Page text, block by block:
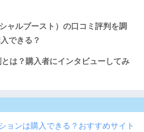
ャルブースト）の口コミ評判を調
できる？
は？購入者にインタビューしてみ
ョンは購入できる？おすすめサイト